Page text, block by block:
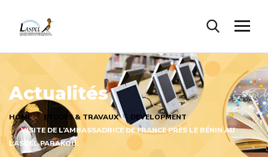
Actualités
HOME ETUDES & TRAVAUX
DEVELOPMENT
VISITE DE L’AMBASSADRICE DE FRANCE PRÈS LE BÉNIN AU
LASDEL PARAKOU: